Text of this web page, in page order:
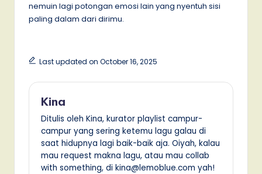
nemuin lagi potongan emosi lain yang nyentuh sisi
paling dalam dari dirimu.
Last updated on October 16, 2025
Kina
Ditulis oleh Kina, kurator playlist campur-
campur yang sering ketemu lagu galau di
saat hidupnya lagi baik-baik aja. Oiyah, kalau
mau request makna lagu, atau mau collab
with something, di kina@lemoblue.com yah!